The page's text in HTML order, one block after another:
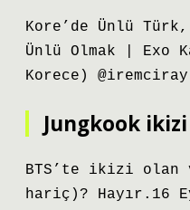
Kore’de Ünlü
Ünlü Olmak | Exo
Korece)
Jungkook ikizi
BTS’te ikizi olan
hariç)? Hayır.16